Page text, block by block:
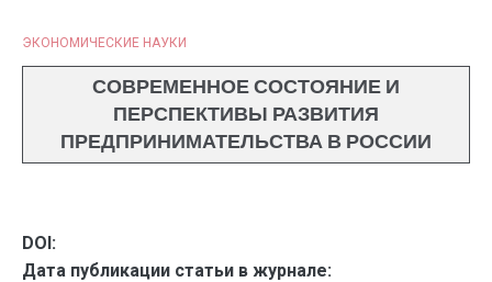
ЭКОНОМИЧЕСКИЕ НАУКИ
СОВРЕМЕННОЕ СОСТОЯНИЕ И
ПЕРСПЕКТИВЫ РАЗВИТИЯ
ПРЕДПРИНИМАТЕЛЬСТВА В РОССИИ
DOI:
Дата публикации статьи в журнале: